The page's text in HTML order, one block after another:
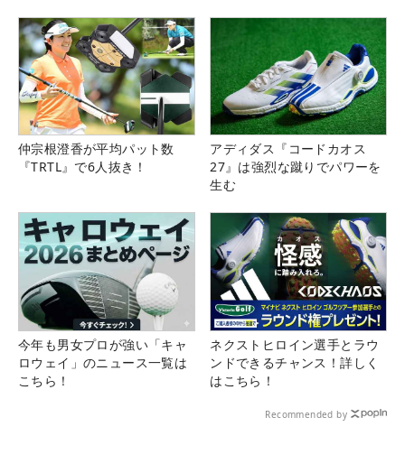
仲宗根澄香が平均パット数
『TRTL』で6人抜き！
アディダス『コードカオス
27』は強烈な蹴りでパワーを
生む
今年も男女プロが強い「キャ
ロウェイ」のニュース一覧は
こちら！
ネクストヒロイン選手とラウ
ンドできるチャンス！詳しく
はこちら！
Recommended by